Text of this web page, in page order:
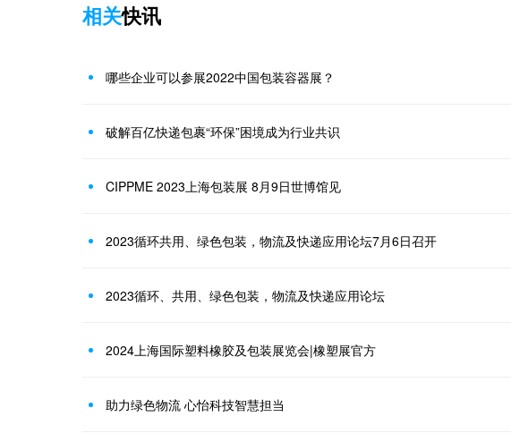
相关快讯
哪些企业可以参展2022中国包装容器展？
破解百亿快递包裹“环保”困境成为行业共识
CIPPME 2023上海包装展 8月9日世博馆见
2023循环共用、绿色包装，物流及快递应用论坛7月6日召开
2023循环、共用、绿色包装，物流及快递应用论坛
2024上海国际塑料橡胶及包装展览会|橡塑展官方
助力绿色物流 心怡科技智慧担当